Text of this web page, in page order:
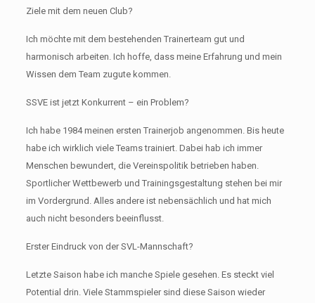
Ziele mit dem neuen Club?
Ich möchte mit dem bestehenden Trainerteam gut und
harmonisch arbeiten. Ich hoffe, dass meine Erfahrung und mein
Wissen dem Team zugute kommen.
SSVE ist jetzt Konkurrent – ein Problem?
Ich habe 1984 meinen ersten Trainerjob angenommen. Bis heute
habe ich wirklich viele Teams trainiert. Dabei hab ich immer
Menschen bewundert, die Vereinspolitik betrieben haben.
Sportlicher Wettbewerb und Trainingsgestaltung stehen bei mir
im Vordergrund. Alles andere ist nebensächlich und hat mich
auch nicht besonders beeinflusst.
Erster Eindruck von der SVL-Mannschaft?
Letzte Saison habe ich manche Spiele gesehen. Es steckt viel
Potential drin. Viele Stammspieler sind diese Saison wieder